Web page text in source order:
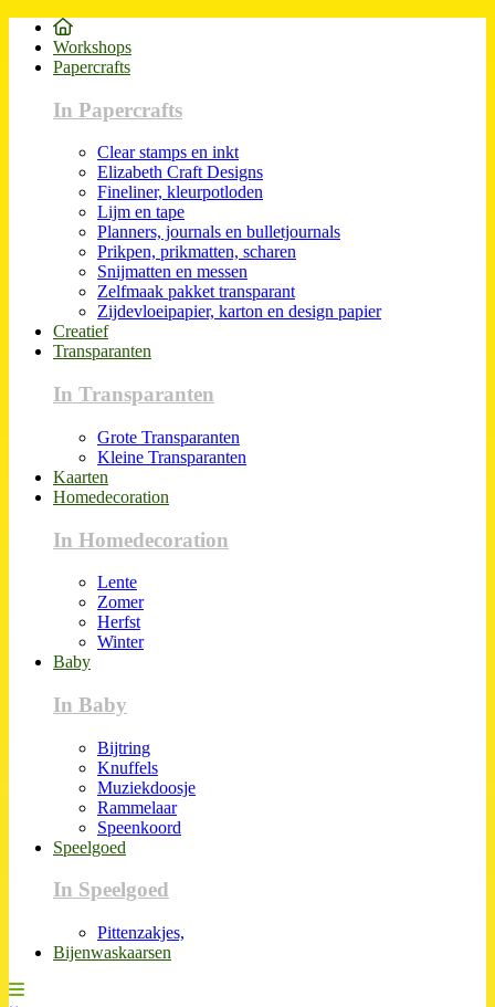
Workshops
Papercrafts
In Papercrafts
Clear stamps en inkt
Elizabeth Craft Designs
Fineliner, kleurpotloden
Lijm en tape
Planners, journals en bulletjournals
Prikpen, prikmatten, scharen
Snijmatten en messen
Zelfmaak pakket transparant
Zijdevloeipapier, karton en design papier
Creatief
Transparanten
In Transparanten
Grote Transparanten
Kleine Transparanten
Kaarten
Homedecoration
In Homedecoration
Lente
Zomer
Herfst
Winter
Baby
In Baby
Bijtring
Knuffels
Muziekdoosje
Rammelaar
Speenkoord
Speelgoed
In Speelgoed
Pittenzakjes,
Bijenwaskaarsen